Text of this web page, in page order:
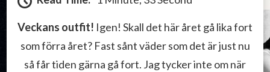
Veckans outfit! Igen! Skall det här året gå lika fort
som förra året? Fast sånt väder som det är just nu
så får tiden gärna gå fort. Jag tycker inte om när